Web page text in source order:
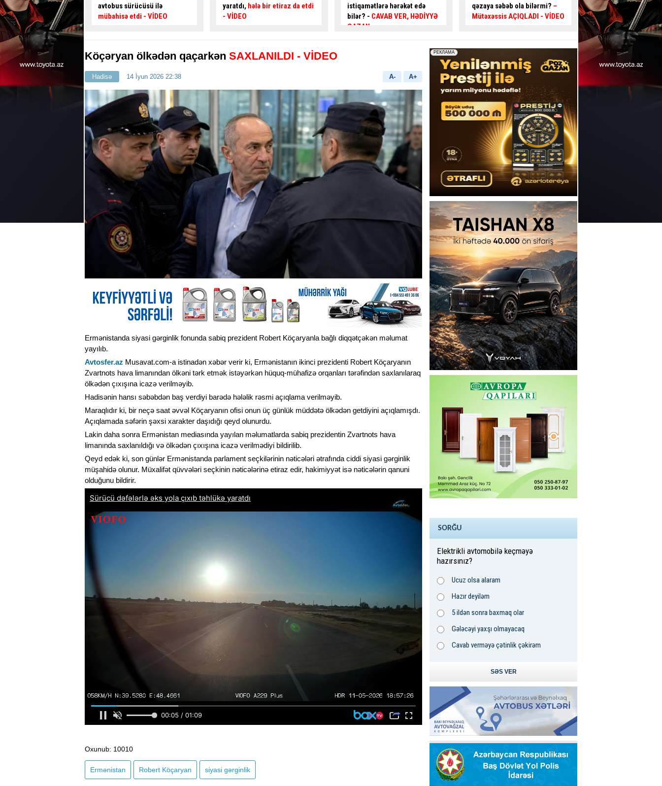
ilə
etdi
- VİDEO
yaratdı, hələ bir etiraz da etdi
- VİDEO
istiqamətlərə hərəkət edə
bilər? -
qəzaya səbəb ola bilərmi?
Mütəxəssis AÇIQLADI - VİDEO
diqqətli olun: 100 manat
cərimə yazılır- VİDEO
yolunda sürücüləri
gətirən problemlər -
AÇIQLAMA
Köçəryan ölkədən qaçarkən SAXLANILDI - VİDEO
Hadisə 14 İyun 2026 22:38 A- A+
Ermənistanda siyasi gərginlik fonunda sabiq prezident Robert Köçaryanla bağlı diqqətçəkən məlumat
yayılıb.
Avtosfer.az Musavat.com-a istinadən xəbər verir ki, Ermənistanın ikinci prezidenti Robert Köçaryanın
Zvartnots hava limanından ölkəni tərk etmək istəyərkən hüquq-mühafizə orqanları tərəfindən saxlanılaraq
ölkədən çıxışına icazə verilməyib.
Hadisənin hansı səbəbdən baş verdiyi barədə hələlik rəsmi açıqlama verilməyib.
Maraqlıdır ki, bir neçə saat əvvəl Köçaryanın ofisi onun üç günlük müddətə ölkədən getdiyini açıqlamışdı.
Açıqlamada səfərin şəxsi xarakter daşıdığı qeyd olunurdu.
Lakin daha sonra Ermənistan mediasında yayılan məlumatlarda sabiq prezidentin Zvartnots hava
limanında saxlanıldığı və ölkədən çıxışına icazə verilmədiyi bildirilib.
Qeyd edək ki, son günlər Ermənistanda parlament seçkilərinin nəticələri ətrafında ciddi siyasi gərginlik
müşahidə olunur. Müxalifət qüvvələri seçkinin nəticələrinə etiraz edir, hakimiyyət isə nəticələrin qanuni
olduğunu bildirir.
Oxunub: 10010
Ermənistan Robert Köçaryan siyasi gərginlik
SORĞU
Elektrikli avtomobilə keçməyə
hazırsınız?
Ucuz olsa alaram
Hazır deyiləm
5 ildən sonra baxmaq olar
Gələcəyi yaxşı olmayacaq
Cavab verməyə çətinlik çəkirəm